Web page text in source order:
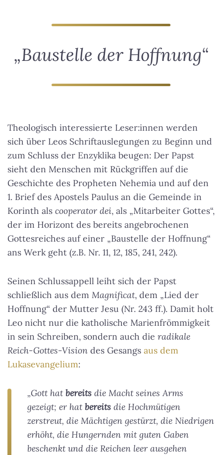
„Baustelle der Hoffnung“
Theologisch interessierte Leser:innen werden
sich über Leos Schriftauslegungen zu Beginn und
zum Schluss der Enzyklika beugen: Der Papst
sieht den Menschen mit Rückgriffen auf die
Geschichte des Propheten Nehemia und auf den
1. Brief des Apostels Paulus an die Gemeinde in
Korinth als cooperator dei, als „Mitarbeiter Gottes“,
der im Horizont des bereits angebrochenen
Gottesreiches auf einer „Baustelle der Hoffnung“
ans Werk geht (z.B. Nr. 11, 12, 185, 241, 242).
Seinen Schlussappell leiht sich der Papst
schließlich aus dem Magnificat, dem „Lied der
Hoffnung“ der Mutter Jesu (Nr. 243 ff.). Damit holt
Leo nicht nur die katholische Marienfrömmigkeit
in sein Schreiben, sondern auch die radikale
Reich-Gottes-Vision des Gesangs aus dem
Lukasevangelium:
„Gott hatbereits die Macht seines Arms
gezeigt; er hatbereits die Hochmütigen
zerstreut, die Mächtigen gestürzt, die Niedrigen
erhöht, die Hungernden mit guten Gaben
beschenkt und die Reichen leer ausgehen